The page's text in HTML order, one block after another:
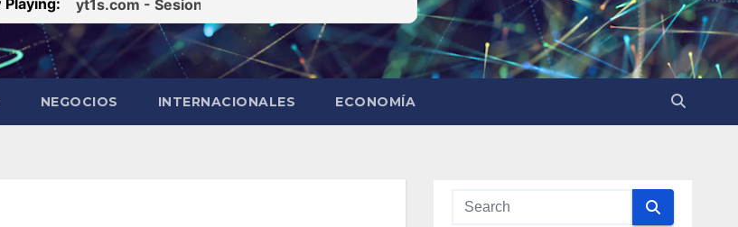
NEGOCIOS INTERNACIONALES ECONOMÍA